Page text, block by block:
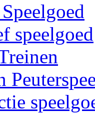
speelgoed